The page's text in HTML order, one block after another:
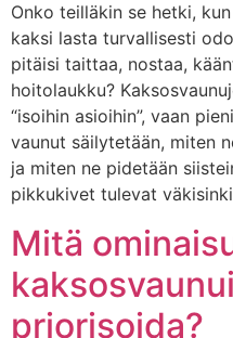
Onko teilläkin se hetki,
kaksi lasta turvallisesti
pitäisi taittaa, nostaa,
hoitolaukku?
“isoihin asioihin”, vaan
vaunut säilytetään, miten
ja miten ne pidetään
pikkukivet tulevat
Mitä
priorisoida?